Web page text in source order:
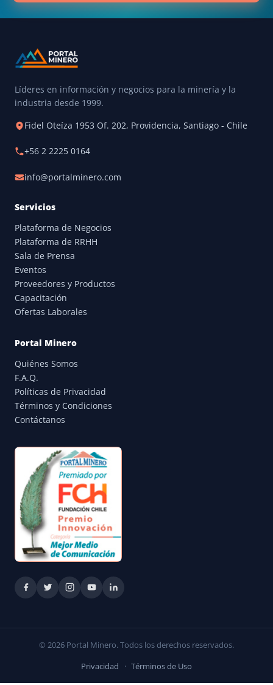
Líderes en información y negocios para la minería y la
industria desde 1999.
Fidel Oteíza 1953 Of. 202, Providencia, Santiago - Chile
+56 2 2225 0164
info@portalminero.com
Servicios
Plataforma de Negocios
Plataforma de RRHH
Sala de Prensa
Eventos
Proveedores y Productos
Capacitación
Ofertas Laborales
Portal Minero
Quiénes Somos
F.A.Q.
Políticas de Privacidad
Términos y Condiciones
Contáctanos
© 2026 Portal Minero. Todos los derechos reservados.
Privacidad · Términos de Uso